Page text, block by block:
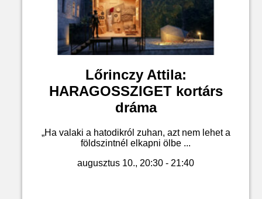
Lőrinczy Attila:
HARAGOSSZIGET kortárs
dráma
„Ha valaki a hatodikról zuhan, azt nem lehet a
földszintnél elkapni ölbe ...
augusztus 10., 20:30 - 21:40